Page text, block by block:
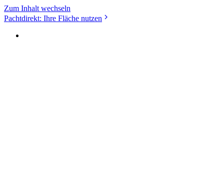
Zum Inhalt wechseln
Pachtdirekt: Ihre Fläche nutzen